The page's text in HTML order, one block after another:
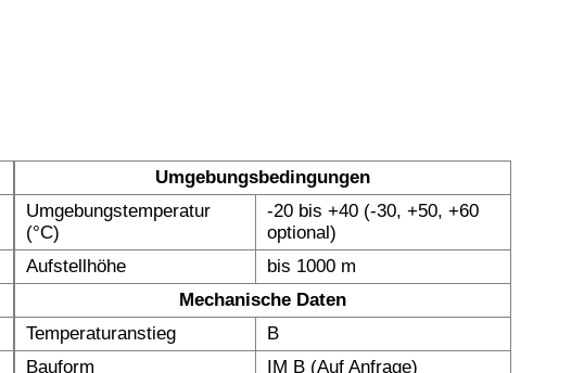
Umgebungsbedingungen
Umgebungstemperatur
(°C)
-20 bis +40 (-30, +50, +60
optional)
Aufstellhöhe
bis 1000 m
Mechanische Daten
Temperaturanstieg
B
Bauform
IM B (Auf Anfrage)